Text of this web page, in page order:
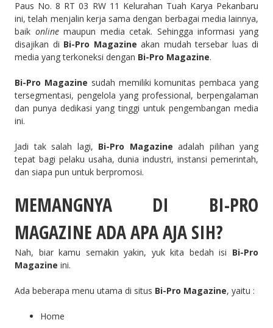
Paus No. 8 RT 03 RW 11 Kelurahan Tuah Karya Pekanbaru
ini, telah menjalin kerja sama dengan berbagai media lainnya,
baik onlinemaupun media cetak. Sehingga informasi yang
disajikan di Bi-Pro Magazine akan mudah tersebar luas di
media yang terkoneksi dengan Bi-Pro Magazine.
Bi-Pro Magazine sudah memiliki komunitas pembaca yang
tersegmentasi, pengelola yang professional, berpengalaman
dan punya dedikasi yang tinggi untuk pengembangan media
ini.
Jadi tak salah lagi, Bi-Pro Magazine adalah pilihan yang
tepat bagi pelaku usaha, dunia industri, instansi pemerintah,
dan siapa pun untuk berpromosi.
MEMANGNYA DI BI-PRO
MAGAZINEADA APA AJA SIH?
Nah, biar kamu semakin yakin, yuk kita bedah isi Bi-Pro
Magazine ini.
Ada beberapa menu utama di situs Bi-Pro Magazine, yaitu :
Home